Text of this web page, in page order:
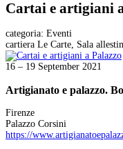
Cartai e artigiani
categoria: Eventi
cartiera Le Carte, Sala
16 – 19 September 2021
Artigianato e palazzo.
Firenze
Palazzo Corsini
https://